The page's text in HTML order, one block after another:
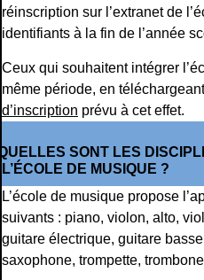
réinscription sur l’extranet de
identifiants à la fin de l’année
Ceux qui souhaitent intégrer
même période, en
d’inscription prévu à cet effet.
SONT LES
L’ÉCOLE DE MUSIQUE ?
L’école de musique propose
suivants : piano, violon, alto,
guitare électrique, guitare
saxophone, trompette,